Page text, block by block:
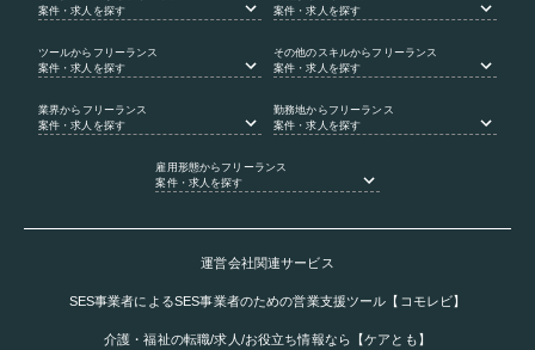
案件・求人を探す
案件・求人を探す
ツールからフリーランス
案件・求人を探す
その他のスキルからフリーランス
案件・求人を探す
業界からフリーランス
案件・求人を探す
勤務地からフリーランス
案件・求人を探す
雇用形態からフリーランス
案件・求人を探す
運営会社関連サービス
SES事業者によるSES事業者のための営業支援ツール【コモレビ】
介護・福祉の転職/求人/お役立ち情報なら【ケアとも】